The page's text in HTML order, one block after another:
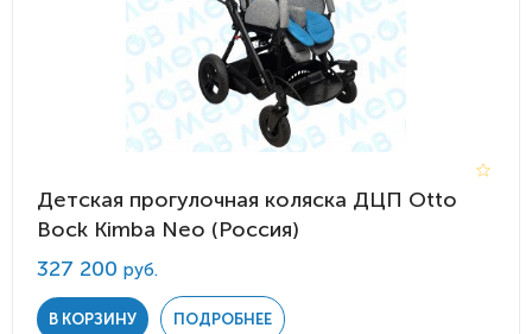
Детская прогулочная коляска ДЦП Otto
Bock Kimba Neo (Россия)
327 200 руб.
В КОРЗИНУ ПОДРОБНЕЕ